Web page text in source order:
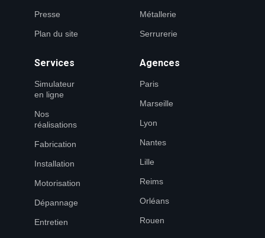
Presse
Plan du site
Métallerie
Serrurerie
Services
Simulateur
en ligne
Nos
réalisations
Fabrication
Installation
Motorisation
Dépannage
Entretien
Agences
Paris
Marseille
Lyon
Nantes
Lille
Reims
Orléans
Rouen